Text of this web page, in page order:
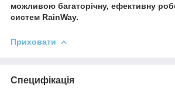
можливою багаторічну, ефективну
систем RainWay.
Приховати
Специфікація